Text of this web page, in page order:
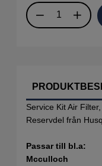
Service Kit Air
Reservdel från
Passar till bl.a:
Mcculloch